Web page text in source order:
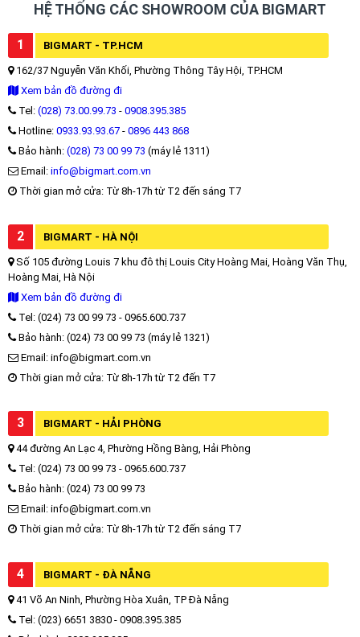
HỆ THỐNG CÁC SHOWROOM CỦA BIGMART
1 BIGMART - TP.HCM
162/37 Nguyễn Văn Khối, Phường Thông Tây Hội, TP.HCM
Xem bản đồ đường đi
Tel: (028) 73.00.99.73 - 0908.395.385
Hotline: 0933.93.93.67 - 0896 443 868
Bảo hành: (028) 73 00 99 73 (máy lẻ 1311)
Email: info@bigmart.com.vn
Thời gian mở cửa: Từ 8h-17h từ T2 đến sáng T7
2 BIGMART - HÀ NỘI
Số 105 đường Louis 7 khu đô thị Louis City Hoàng Mai, Hoàng Văn Thụ,
Hoàng Mai, Hà Nội
Xem bản đồ đường đi
Tel: (024) 73 00 99 73 - 0965.600.737
Bảo hành: (024) 73 00 99 73 (máy lẻ 1321)
Email: info@bigmart.com.vn
Thời gian mở cửa: Từ 8h-17h từ T2 đến T7
3 BIGMART - HẢI PHÒNG
44 đường An Lạc 4, Phường Hồng Bàng, Hải Phòng
Tel: (024) 73 00 99 73 - 0965.600.737
Bảo hành: (024) 73 00 99 73
Email: info@bigmart.com.vn
Thời gian mở cửa: Từ 8h-17h từ T2 đến sáng T7
4 BIGMART - ĐÀ NẴNG
41 Võ An Ninh, Phường Hòa Xuân, TP Đà Nẵng
Tel: (023) 6651 3830 - 0908.395.385